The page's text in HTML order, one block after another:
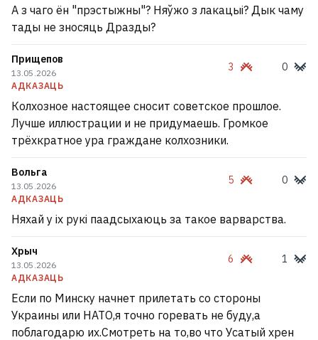
А з чаго ён "прэстыжны"? Няўжо з лакацыі? Дык чаму
тады не зносяць Дразды?
Прищепов
13.05.2026
АДКАЗАЦЬ
3 0
Колхозное настоящее сносит советское прошлое.
Лучше иллюстрации и не придумаешь. Громкое
трёхкратное ура граждане колхозники.
Вольга
13.05.2026
АДКАЗАЦЬ
5 0
Няхай у іх рукі паадсыхаюць за такое варварства.
Хрыч
13.05.2026
АДКАЗАЦЬ
6 1
Если по Минску начнет прилетать со стороны
Украины или НАТО,я точно горевать не буду,а
поблагодарю их.Смотреть на то,во что Усатый хрен